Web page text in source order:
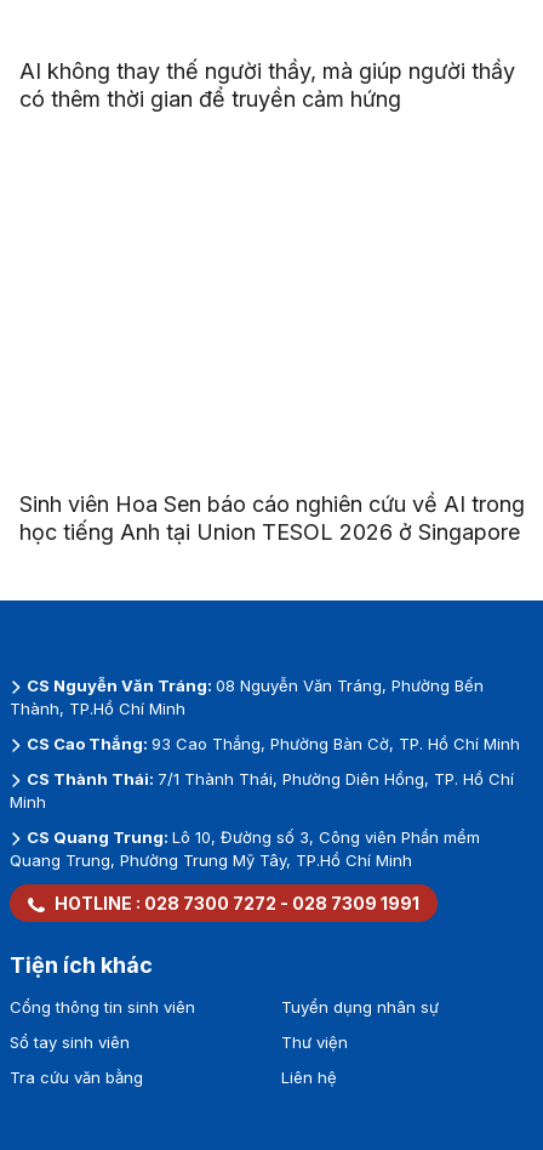
AI không thay thế người thầy, mà giúp người thầy
có thêm thời gian để truyền cảm hứng
Sinh viên Hoa Sen báo cáo nghiên cứu về AI trong
học tiếng Anh tại Union TESOL 2026 ở Singapore
CS Nguyễn Văn Tráng: 08 Nguyễn Văn Tráng, Phường Bến
Thành, TP.Hồ Chí Minh
CS Cao Thắng: 93 Cao Thắng, Phường Bàn Cờ, TP. Hồ Chí Minh
CS Thành Thái: 7/1 Thành Thái, Phường Diên Hồng, TP. Hồ Chí
Minh
CS Quang Trung: Lô 10, Đường số 3, Công viên Phần mềm
Quang Trung, Phường Trung Mỹ Tây, TP.Hồ Chí Minh
HOTLINE : 028 7300 7272 - 028 7309 1991
Tiện ích khác
Cổng thông tin sinh viên
Sổ tay sinh viên
Tra cứu văn bằng
Tuyển dụng nhân sự
Thư viện
Liên hệ